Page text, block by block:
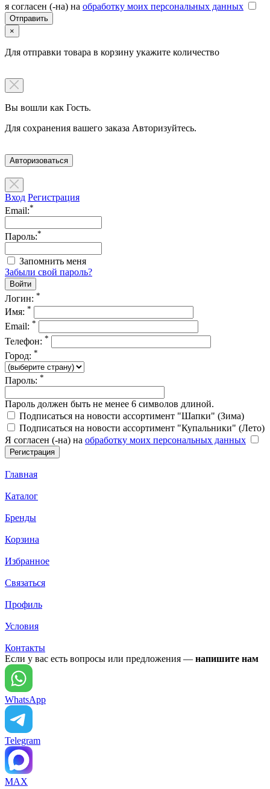
я согласен (-на) на обработку моих персональных данных
×
Для отправки товара в корзину укажите количество
Вы вошли как Гость.
Для сохранения вашего заказа Авторизуйтесь.
Авторизоваться
Вход Регистрация
Email:*
Пароль:*
Запомнить меня
Забыли свой пароль?
Логин: *
Имя: *
Email: *
Телефон: *
Город: *
Пароль: *
Пароль должен быть не менее 6 символов длиной.
Подписаться на новости ассортимент "Шапки" (Зима)
Подписаться на новости ассортимент "Купальники" (Лето)
Я согласен (-на) на обработку моих персональных данных
Главная
Каталог
Бренды
Корзина
Избранное
Связаться
Профиль
Условия
Контакты
Если у вас есть вопросы или предложения — напишите нам
WhatsApp
Telegram
MAX